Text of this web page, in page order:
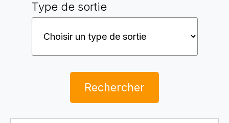
Type de sortie
Rechercher